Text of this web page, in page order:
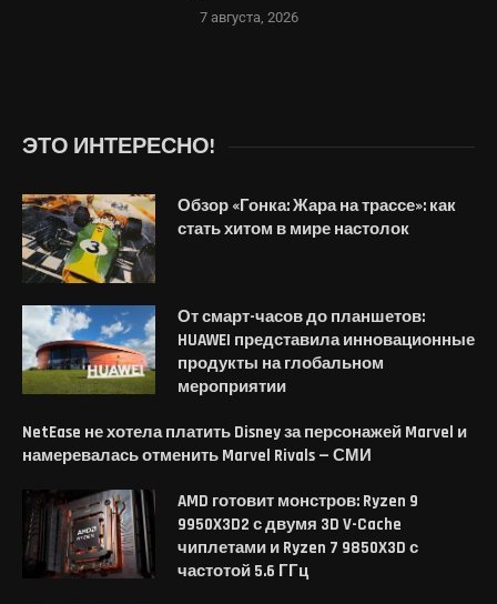
7 августа, 2026
ЭТО ИНТЕРЕСНО!
Обзор «Гонка: Жара на трассе»: как
стать хитом в мире настолок
От смарт-часов до планшетов:
HUAWEI представила инновационные
продукты на глобальном
мероприятии
NetEase не хотела платить Disney за персонажей Marvel и
намеревалась отменить Marvel Rivals — СМИ
AMD готовит монстров: Ryzen 9
9950X3D2 с двумя 3D V-Cache
чиплетами и Ryzen 7 9850X3D с
частотой 5.6 ГГц